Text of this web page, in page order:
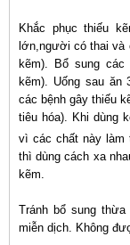
Khắc phục thiếu
lớn,người có thai và
kẽm). Bổ sung
kẽm). Uống sau ăn
các bệnh gây thiếu
tiêu hóa). Khi dùng
vì các chất này làm
thì dùng cách xa
kẽm.
Tránh bổ sung
miễn dịch. Không